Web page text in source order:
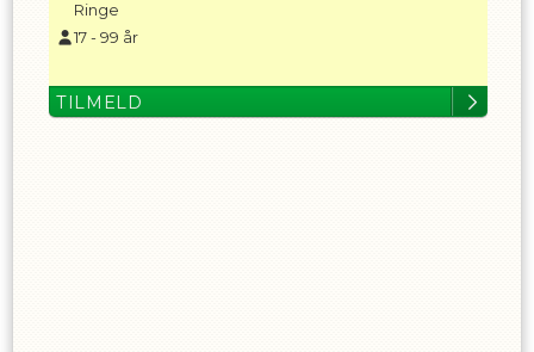
Ringe
17 -99 år
TILMELD